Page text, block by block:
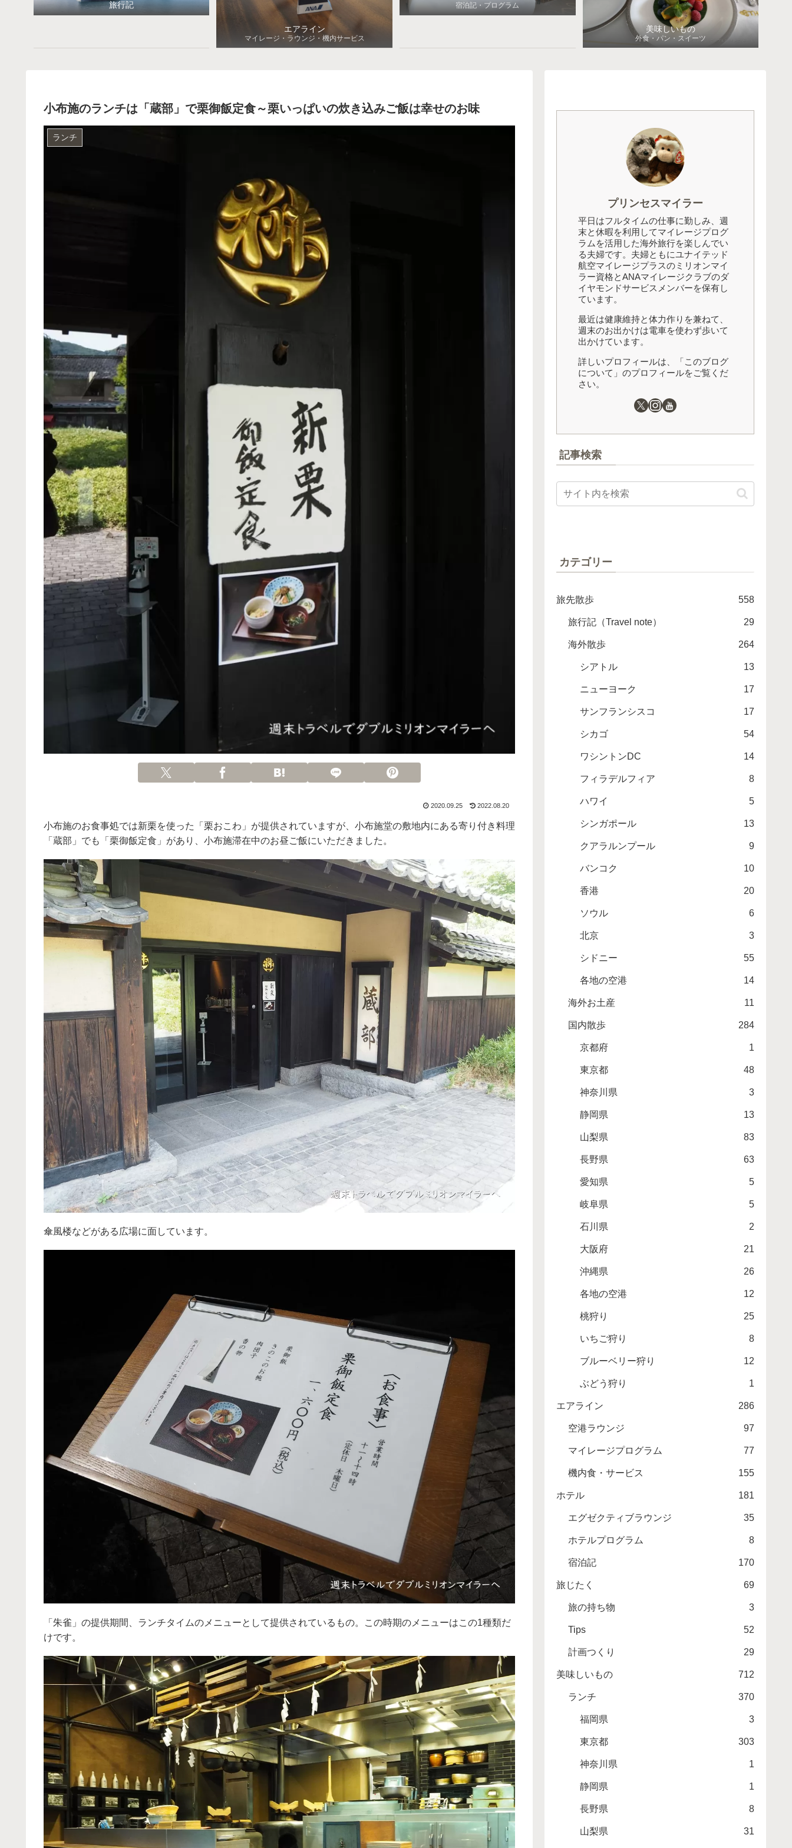
旅行記
エアライン
マイレージ・ラウンジ・機内サービス
宿泊記・プログラム
美味しいもの
外食・パン・スイーツ
小布施のランチは「蔵部」で栗御飯定食～栗いっぱいの炊き込みご飯は幸せのお味
ランチ
2020.09.25 2022.08.20
小布施のお食事処では新栗を使った「栗おこわ」が提供されていますが、小布施堂の敷地内にある寄り付き料理
「蔵部」でも「栗御飯定食」があり、小布施滞在中のお昼ご飯にいただきました。
傘風楼などがある広場に面しています。
「朱雀」の提供期間、ランチタイムのメニューとして提供されているもの。この時期のメニューはこの1種類だ
けです。
プリンセスマイラー
平日はフルタイムの仕事に勤しみ、週
末と休暇を利用してマイレージプログ
ラムを活用した海外旅行を楽しんでい
る夫婦です。夫婦ともにユナイテッド
航空マイレージプラスのミリオンマイ
ラー資格とANAマイレージクラブのダ
イヤモンドサービスメンバーを保有し
ています。
最近は健康維持と体力作りを兼ねて、
週末のお出かけは電車を使わず歩いて
出かけています。
詳しいプロフィールは、「このブログ
について」のプロフィールをご覧くだ
さい。
記事検索
カテゴリー
旅先散歩 558
旅行記（Travel note） 29
海外散歩 264
シアトル 13
ニューヨーク 17
サンフランシスコ 17
シカゴ 54
ワシントンDC 14
フィラデルフィア 8
ハワイ 5
シンガポール 13
クアラルンプール 9
バンコク 10
香港 20
ソウル 6
北京 3
シドニー 55
各地の空港 14
海外お土産 11
国内散歩 284
京都府 1
東京都 48
神奈川県 3
静岡県 13
山梨県 83
長野県 63
愛知県 5
岐阜県 5
石川県 2
大阪府 21
沖縄県 26
各地の空港 12
桃狩り 25
いちご狩り 8
ブルーベリー狩り 12
ぶどう狩り 1
エアライン 286
空港ラウンジ 97
マイレージプログラム 77
機内食・サービス 155
ホテル 181
エグゼクティブラウンジ 35
ホテルプログラム 8
宿泊記 170
旅じたく 69
旅の持ち物 3
Tips 52
計画つくり 29
美味しいもの 712
ランチ 370
福岡県 3
東京都 303
神奈川県 1
静岡県 1
長野県 8
山梨県 31